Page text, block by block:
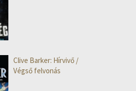
Clive Barker: Hírvivő /
Végső felvonás